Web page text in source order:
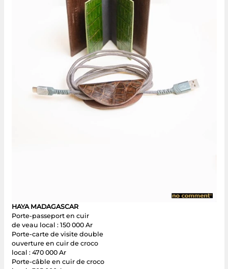
HAYA MADAGASCAR
Porte-passeport en cuir
de veau local : 150 000 Ar
Porte-carte de visite double
ouverture en cuir de croco
local : 470 000 Ar
Porte-câble en cuir de croco